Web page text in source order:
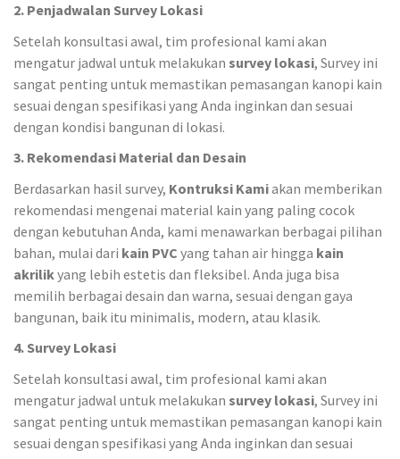
2. Penjadwalan Survey Lokasi
Setelah konsultasi awal, tim profesional kami akan
mengatur jadwal untuk melakukan survey lokasi, Survey ini
sangat penting untuk memastikan pemasangan kanopi kain
sesuai dengan spesifikasi yang Anda inginkan dan sesuai
dengan kondisi bangunan di lokasi.
3. Rekomendasi Material dan Desain
Berdasarkan hasil survey, Kontruksi Kamiakan memberikan
rekomendasi mengenai material kain yang paling cocok
dengan kebutuhan Anda, kami menawarkan berbagai pilihan
bahan, mulai dari kain PVC yang tahan air hingga kain
akrilikyang lebih estetis dan fleksibel. Anda juga bisa
memilih berbagai desain dan warna, sesuai dengan gaya
bangunan, baik itu minimalis, modern, atau klasik.
4. Survey Lokasi
Setelah konsultasi awal, tim profesional kami akan
mengatur jadwal untuk melakukan survey lokasi, Survey ini
sangat penting untuk memastikan pemasangan kanopi kain
sesuai dengan spesifikasi yang Anda inginkan dan sesuai